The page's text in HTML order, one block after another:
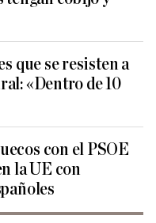
que se resisten a
«Dentro de 10
con el PSOE
la UE con